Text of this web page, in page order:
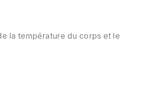
la température du corps et le